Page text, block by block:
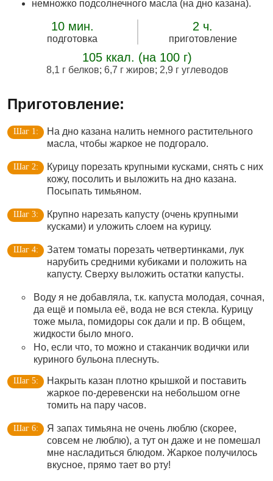
немножко подсолнечного масла (на дно казана).
10 мин.
подготовка
2 ч.
приготовление
105 ккал. (на 100 г)
8,1 г белков; 6,7 г жиров; 2,9 г углеводов
Приготовление:
На дно казана налить немного растительного
масла, чтобы жаркое не подгорало.
Курицу порезать крупными кусками, снять с них
кожу, посолить и выложить на дно казана.
Посыпать тимьяном.
Крупно нарезать капусту (очень крупными
кусками) и уложить слоем на курицу.
Затем томаты порезать четвертинками, лук
нарубить средними кубиками и положить на
капусту. Сверху выложить остатки капусты.
Воду я не добавляла, т.к. капуста молодая, сочная,
да ещё и помыла её, вода не вся стекла. Курицу
тоже мыла, помидоры сок дали и пр. В общем,
жидкости было много.
Но, если что, то можно и стаканчик водички или
куриного бульона плеснуть.
Накрыть казан плотно крышкой и поставить
жаркое по-деревенски на небольшом огне
томить на пару часов.
Я запах тимьяна не очень люблю (скорее,
совсем не люблю), а тут он даже и не помешал
мне насладиться блюдом. Жаркое получилось
вкусное, прямо тает во рту!